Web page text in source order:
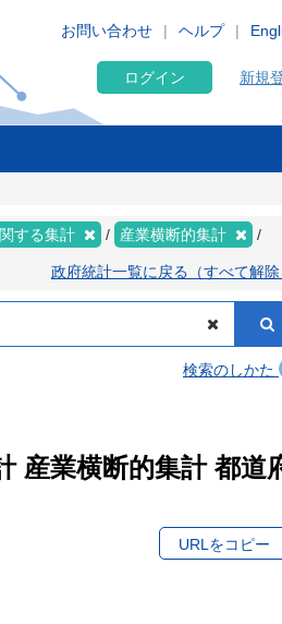
お問い合わせ ヘルプ
ログイン 新規
する集計 産業横断的集計
政府統計一覧に戻る（すべて解除
検索のしかた
産業横断的集計 都道
URLをコピー